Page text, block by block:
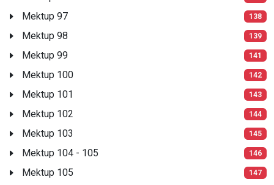
Mektup 97 138
Mektup 98 139
Mektup 99 141
Mektup 100 142
Mektup 101 143
Mektup 102 144
Mektup 103 145
Mektup 104 - 105 146
Mektup 105 147